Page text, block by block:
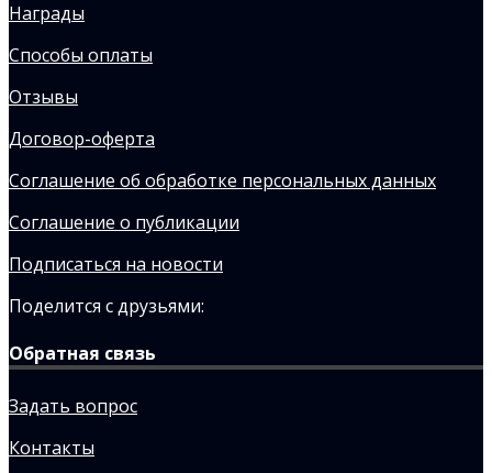
Награды
Способы оплаты
Отзывы
Договор-оферта
Соглашение об обработке персональных данных
Соглашение о публикации
Подписаться на новости
Поделится с друзьями:
Обратная связь
Задать вопрос
Контакты